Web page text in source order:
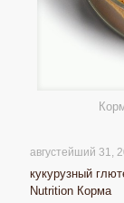
августейший 31,
кукурузный
Nutrition Корма